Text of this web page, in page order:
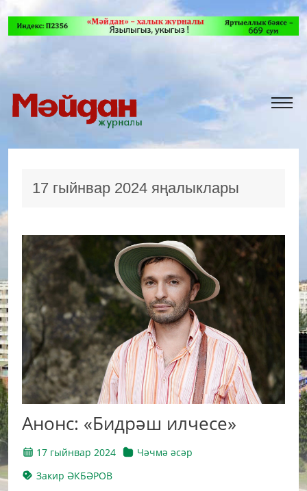
17 гыйнвар 2024 яңалыклары
Анонс: «Бидрәш илчесе»
17 гыйнвар 2024
Чәчмә әсәр
Закир ӘКБӘРОВ